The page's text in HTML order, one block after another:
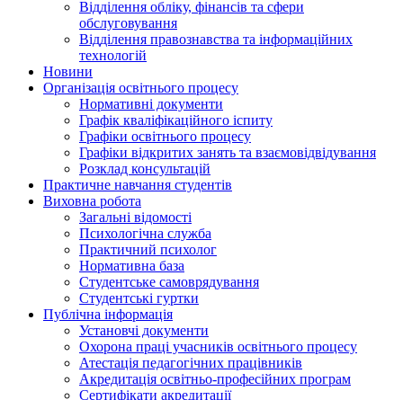
Відділення обліку, фінансів та сфери
обслуговування
Відділення правознавства та інформаційних
технологій
Новини
Організація освітнього процесу
Нормативні документи
Графік кваліфікаційного іспиту
Графіки освітнього процесу
Графіки відкритих занять та взаємовідвідування
Розклад консультацій
Практичне навчання студентів
Виховна робота
Загальні відомості
Психологічна служба
Практичний психолог
Нормативна база
Студентське самоврядування
Студентські гуртки
Публічна інформація
Установчі документи
Охорона праці учасників освітнього процесу
Атестація педагогічних працівників
Акредитація освітньо-професійних програм
Сертифікати акредитації